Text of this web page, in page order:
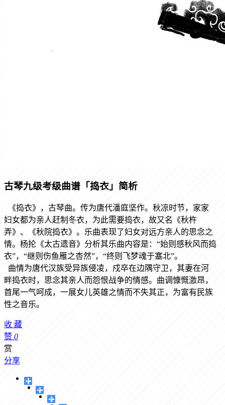
古琴九级考级曲谱「捣衣」简析
《捣衣》，古琴曲。传为唐代潘庭坚作。秋凉时节，家家
妇女都为亲人赶制冬衣，为此需要捣衣，故又名《秋杵
弄》、《秋院捣衣》。乐曲表现了妇女对远方亲人的思念之
情。杨抡《太古遗音》分析其乐曲内容是：“始则感秋风而捣
衣”，“继则伤鱼雁之杏然”，“终则飞梦魂于塞北”。
曲情为唐代汉族受异族侵凌，戍卒在边隅守卫，其妻在河
畔捣衣时，思念其亲人而怨恨战争的情感。曲调慷慨激昂，
首尾一气呵成，一展女儿英雄之情而不失其正，为富有民族
性之音乐。
收 藏
赞 0
赏
分享